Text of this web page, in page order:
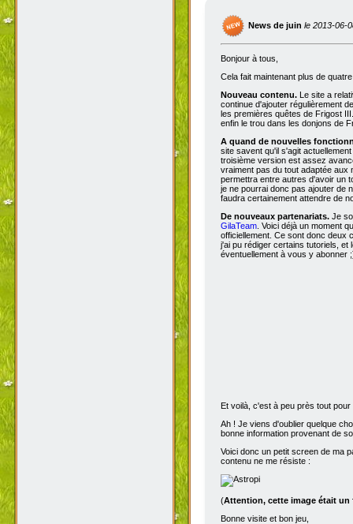
News de juin le 2013-06-
Bonjour à tous,
Cela fait maintenant plus de
Nouveau contenu. Le site a
continue d'ajouter régulièrement
les premières quêtes de Frigost
enfin le trou dans les donjons de
A quand de nouvelles
site savent qu'il s'agit
troisième version est assez
vraiment pas du tout adaptée aux
permettra entre autres d'avoir un
je ne pourrai donc pas ajouter de
faudra certainement attendre de
De nouveaux partenariats. Je
GilaTeam . Voici déjà un moment
officiellement. Ce sont donc deux
j'ai pu rédiger certains tutoriels,
éventuellement à vous y abonner
Et voilà, c'est à peu près tout
Ah ! Je viens d'oublier quelque
bonne information provenant de
Voici donc un petit screen de ma
contenu ne me résiste :
(Attention, cette image était un
Bonne visite et bon jeu,